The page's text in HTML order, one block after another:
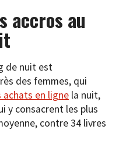
accros au
de nuit est
des femmes, qui
achats en ligne la nuit,
y consacrent les plus
contre 34 livres